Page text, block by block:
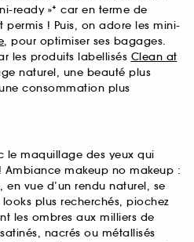
ready »* car en terme de
! Puis, on adore les mini-
, pour optimiser ses bagages.
les produits labellisés Clean at
naturel, une beauté plus
consommation plus
le maquillage des yeux qui
makeup no makeup :
en vue d’un rendu naturel, se
plus recherchés, piochez
les ombres aux milliers de
nacrés ou métallisés